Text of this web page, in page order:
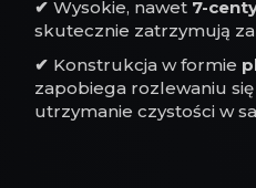
✔ Wysokie, nawet 7-
skutecznie zatrzymują
✔ Konstrukcja w formie
zapobiega rozlewaniu się
utrzymanie czystości w